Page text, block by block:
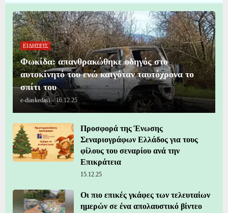
ΕΙΔΗΣΕΙΣ
Φωκίδα: απανθρακώθηκε οδηγός στο
αυτοκίνητό του ενώ καιγόταν ταυτόχρονα το
σπίτι του
e-diaskedasi - 16.12.25
Προσφορά της Ένωσης
Σεναριογράφων Ελλάδος για τους
φίλους του σεναρίου ανά την
Επικράτεια
15.12.25
Οι πιο επικές γκάφες των τελευταίων
ημερών σε ένα απολαυστικό βίντεο